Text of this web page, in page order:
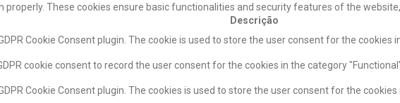
These cookies ensure basic functionalities and security features of the
Descrição
Cookie Consent plugin. The cookie is used to store the user consent for the cookies
cookie consent to record the user consent for the cookies in the category
Cookie Consent plugin. The cookies is used to store the user consent for the